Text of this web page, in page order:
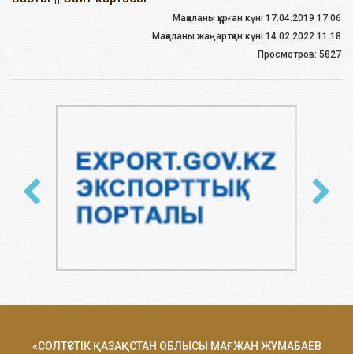
Мақаланы құрған күні 17.04.2019 17:06
Мақаланы жаңартқан күні 14.02.2022 11:18
Просмотров: 5827
«СОЛТҮСТІК ҚАЗАҚСТАН ОБЛЫСЫ МАҒЖАН ЖҰМАБАЕВ